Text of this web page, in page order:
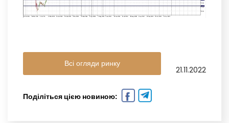
Всі огляди ринку
21.11.2022
Поділіться цією новиною: